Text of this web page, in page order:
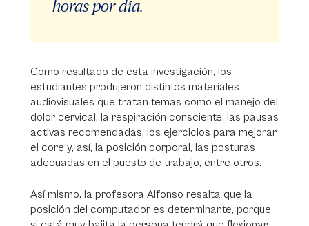
horas por día.
Como resultado de esta investigación, los
estudiantes produjeron distintos materiales
audiovisuales que tratan temas como el manejo del
dolor cervical, la respiración consciente, las pausas
activas recomendadas, los ejercicios para mejorar
el core y, así, la posición corporal, las posturas
adecuadas en el puesto de trabajo, entre otros.
Así mismo, la profesora Alfonso resalta que la
posición del computador es determinante, porque